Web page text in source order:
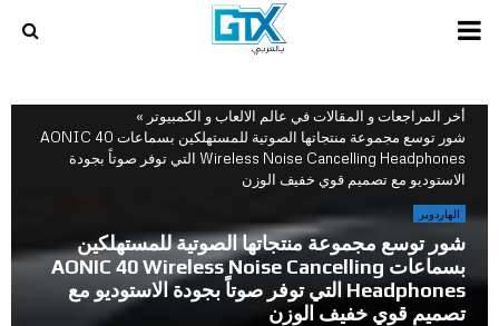
PRIMARY
أخر المراجعات و المقالات في عالم الالعاب و الكمبيوتر »
شور توسع مجموعة منتجاتها الصوتية للمستهلكين بسماعات AONIC 40
Wireless Noise Cancelling Headphones التي توفر صوتاً بجودة
الاستوديو مع تصميم قوي خفيف الوزن
الهاردوير
شور توسع مجموعة منتجاتها الصوتية للمستهلكين
بسماعات AONIC 40 Wireless Noise Cancelling
Headphones التي توفر صوتاً بجودة الاستوديو مع
تصميم قوي خفيف الوزن